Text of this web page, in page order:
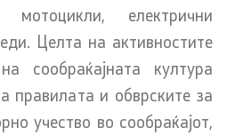
електрични
Целта на активностите
сообраќајната култура
правилата и обврските за
учество во сообраќајот,